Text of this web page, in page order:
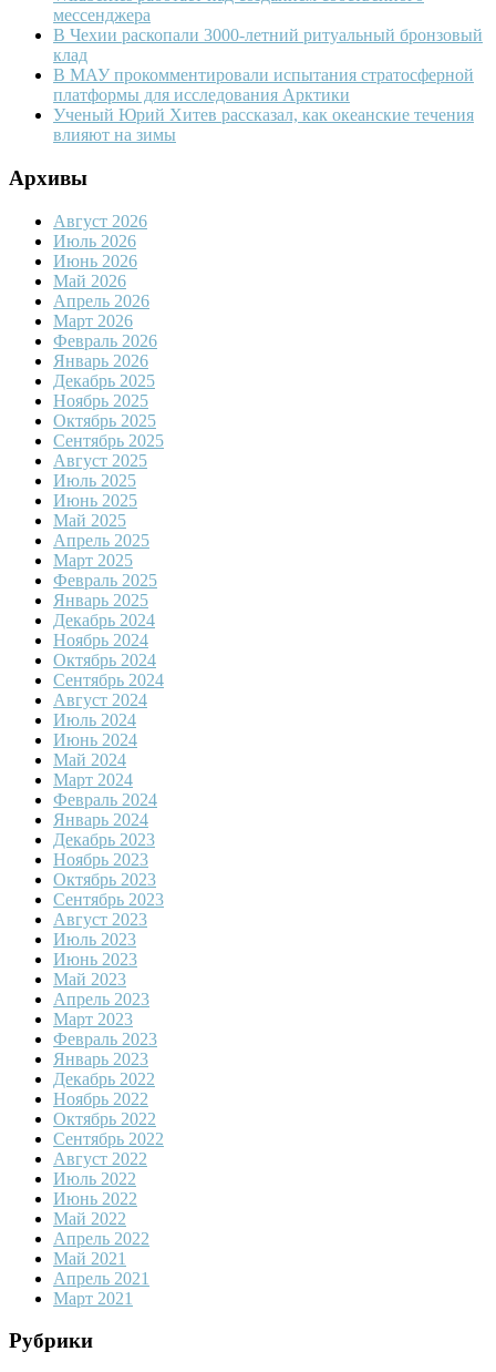
мессенджера
В Чехии раскопали 3000-летний ритуальный бронзовый
клад
В МАУ прокомментировали испытания стратосферной
платформы для исследования Арктики
Ученый Юрий Хитев рассказал, как океанские течения
влияют на зимы
Архивы
Август 2026
Июль 2026
Июнь 2026
Май 2026
Апрель 2026
Март 2026
Февраль 2026
Январь 2026
Декабрь 2025
Ноябрь 2025
Октябрь 2025
Сентябрь 2025
Август 2025
Июль 2025
Июнь 2025
Май 2025
Апрель 2025
Март 2025
Февраль 2025
Январь 2025
Декабрь 2024
Ноябрь 2024
Октябрь 2024
Сентябрь 2024
Август 2024
Июль 2024
Июнь 2024
Май 2024
Март 2024
Февраль 2024
Январь 2024
Декабрь 2023
Ноябрь 2023
Октябрь 2023
Сентябрь 2023
Август 2023
Июль 2023
Июнь 2023
Май 2023
Апрель 2023
Март 2023
Февраль 2023
Январь 2023
Декабрь 2022
Ноябрь 2022
Октябрь 2022
Сентябрь 2022
Август 2022
Июль 2022
Июнь 2022
Май 2022
Апрель 2022
Май 2021
Апрель 2021
Март 2021
Рубрики